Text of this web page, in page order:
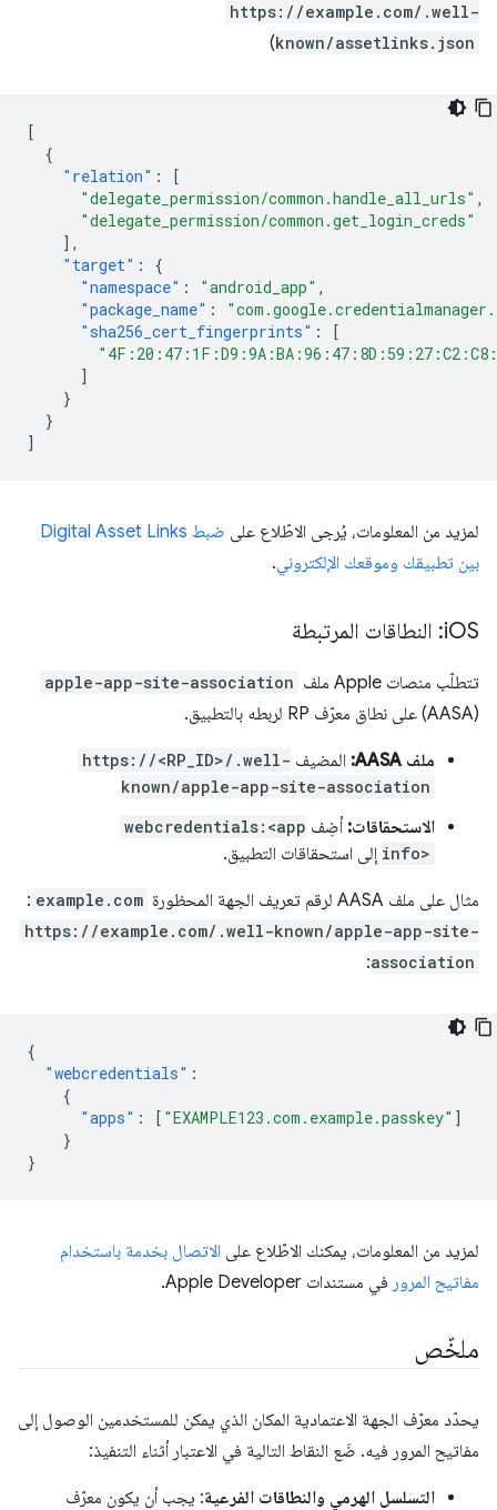
https://example.com/.well-
known/assetlinks.json
)
[
{
"relation" :
[
"delegate_permission/common.handle_all_urls" ,
"delegate_permission/common.get_login_creds"
],
"target" :
{
"namespace" : "android_app" ,
"package_name" :
"sha256_cert_fingerprints" :
[
]
}
}
]
لمزيد من المعلومات، يُرجى الاطّلاع على
ضبط Digital Asset Links
بين تطبيقك وموقعك الإلكتروني.
‫iOS: النطاقات المرتبطة
تتطلّب منصات Apple ملف apple-app-site-association
(AASA) على نطاق معرّف RP لربطه بالتطبيق.
ملف AASA: المضيف https://<RP_ID>/.well-
known/apple-app-site-association
الاستحقاقات: أضِف webcredentials:<app
info> إلى استحقاقات التطبيق.
مثال على ملف AASA لرقم تعريف الجهة المحظورة example.com
:
https://example.com/.well-known/apple-app-site-
association
:
{
"webcredentials" :
{
"apps" : [ "EXAMPLE123.com.example.passkey" ]
}
}
لمزيد من المعلومات، يمكنك الاطّلاع على الاتصال بخدمة باستخدام
مفاتيح المرور في مستندات Apple Developer.
ملخّص
يحدّد معرّف الجهة الاعتمادية المكان الذي يمكن للمستخدمين الوصول إلى
مفاتيح المرور فيه. ضَع النقاط التالية في الاعتبار أثناء التنفيذ:
التسلسل الهرمي والنطاقات الفرعية: يجب أن يكون معرّف